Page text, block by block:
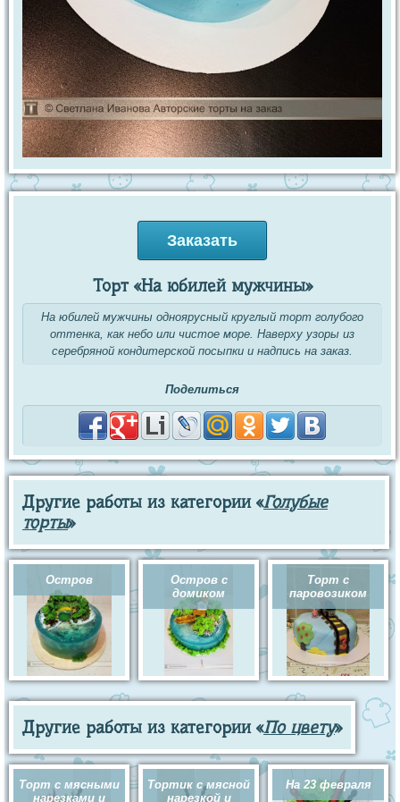
Заказать
Торт «На юбилей мужчины»
На юбилей мужчины одноярусный круглый торт голубого
оттенка, как небо или чистое море. Наверху узоры из
серебряной кондитерской посыпки и надпись на заказ.
Поделиться
Другие работы из категории «Голубые
торты»
Остров
Остров с
домиком
Торт с
паровозиком
Другие работы из категории «По цвету»
Торт с мясными
нарезками и
Тортик с мясной
нарезкой и
На 23 февраля